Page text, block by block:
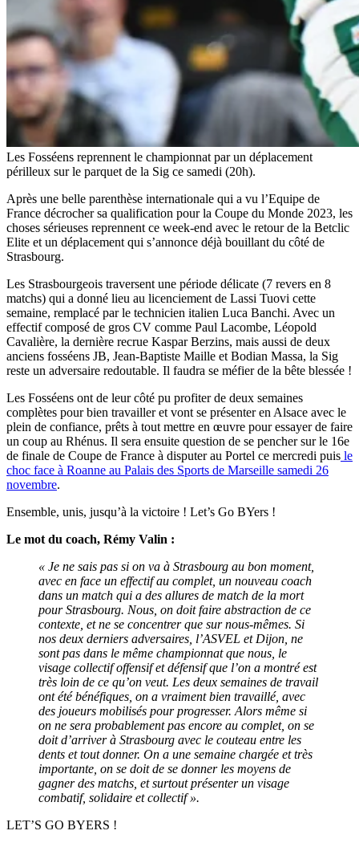
Les Fosséens reprennent le championnat par un déplacement
périlleux sur le parquet de la Sig ce samedi (20h).
Après une belle parenthèse internationale qui a vu l’Equipe de
France décrocher sa qualification pour la Coupe du Monde 2023, les
choses sérieuses reprennent ce week-end avec le retour de la Betclic
Elite et un déplacement qui s’annonce déjà bouillant du côté de
Strasbourg.
Les Strasbourgeois traversent une période délicate (7 revers en 8
matchs) qui a donné lieu au licenciement de Lassi Tuovi cette
semaine, remplacé par le technicien italien Luca Banchi. Avec un
effectif composé de gros CV comme Paul Lacombe, Léopold
Cavalière, la dernière recrue Kaspar Berzins, mais aussi de deux
anciens fosséens JB, Jean-Baptiste Maille et Bodian Massa, la Sig
reste un adversaire redoutable. Il faudra se méfier de la bête blessée !
Les Fosséens ont de leur côté pu profiter de deux semaines
complètes pour bien travailler et vont se présenter en Alsace avec le
plein de confiance, prêts à tout mettre en œuvre pour essayer de faire
un coup au Rhénus. Il sera ensuite question de se pencher sur le 16e
de finale de Coupe de France à disputer au Portel ce mercredi puis le
choc face à Roanne au Palais des Sports de Marseille samedi 26
novembre.
Ensemble, unis, jusqu’à la victoire ! Let’s Go BYers !
Le mot du coach, Rémy Valin :
« Je ne sais pas si on va à Strasbourg au bon moment,
avec en face un effectif au complet, un nouveau coach
dans un match qui a des allures de match de la mort
pour Strasbourg. Nous, on doit faire abstraction de ce
contexte, et ne se concentrer que sur nous-mêmes. Si
nos deux derniers adversaires, l’ASVEL et Dijon, ne
sont pas dans le même championnat que nous, le
visage collectif offensif et défensif que l’on a montré est
très loin de ce qu’on veut. Les deux semaines de travail
ont été bénéfiques, on a vraiment bien travaillé, avec
des joueurs mobilisés pour progresser. Alors même si
on ne sera probablement pas encore au complet, on se
doit d’arriver à Strasbourg avec le couteau entre les
dents et tout donner. On a une semaine chargée et très
importante, on se doit de se donner les moyens de
gagner des matchs, et surtout présenter un visage
combatif, solidaire et collectif ».
LET’S GO BYERS !